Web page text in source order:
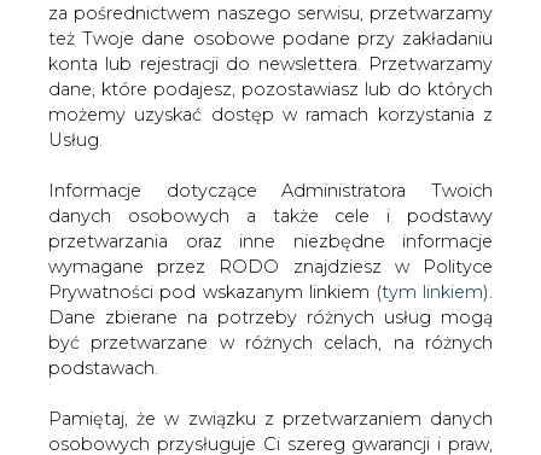
za pośrednictwem naszego serwisu, przetwarzamy
też Twoje dane osobowe podane przy zakładaniu
konta lub rejestracji do newslettera. Przetwarzamy
dane, które podajesz, pozostawiasz lub do których
możemy uzyskać dostęp w ramach korzystania z
Usług.
Informacje dotyczące Administratora Twoich
danych osobowych a także cele i podstawy
przetwarzania oraz inne niezbędne informacje
wymagane przez RODO znajdziesz w Polityce
Prywatności pod wskazanym linkiem (tym linkiem).
Dane zbierane na potrzeby różnych usług mogą
być przetwarzane w różnych celach, na różnych
podstawach.
Pamiętaj, że w związku z przetwarzaniem danych
osobowych przysługuje Ci szereg gwarancji i praw,
Strona główna RYNEK PALIW
Zabrzańskie muzeum
górnicze ze zwiększoną unijną dotacją na rozwój
2020-07-10 14:43
skomentuj
udostępnij: